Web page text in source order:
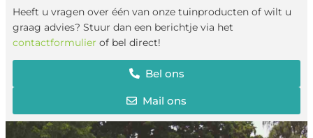
Heeft u vragen over één van onze tuinproducten of wilt u
graag advies? Stuur dan een berichtje via het
contactformulier of bel direct!
Bel ons
Mail ons